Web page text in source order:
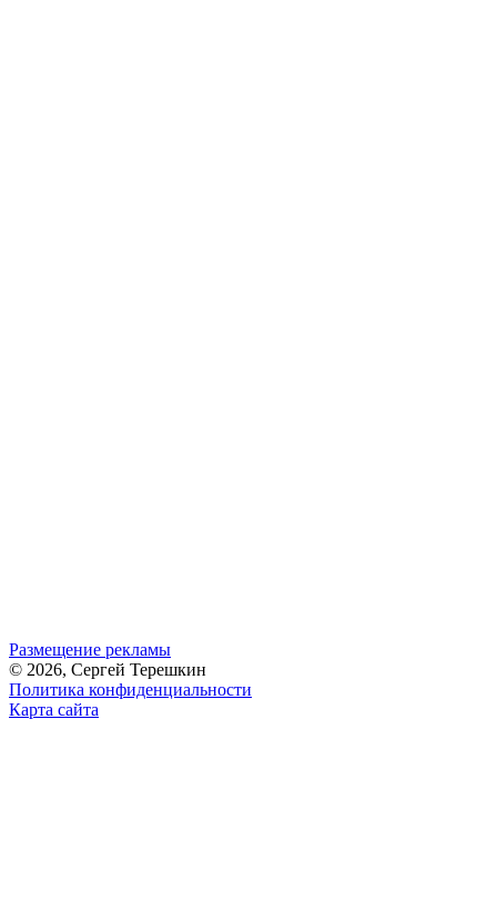
Размещение рекламы
© 2026, Сергей Терешкин
Политика конфиденциальности
Карта сайта